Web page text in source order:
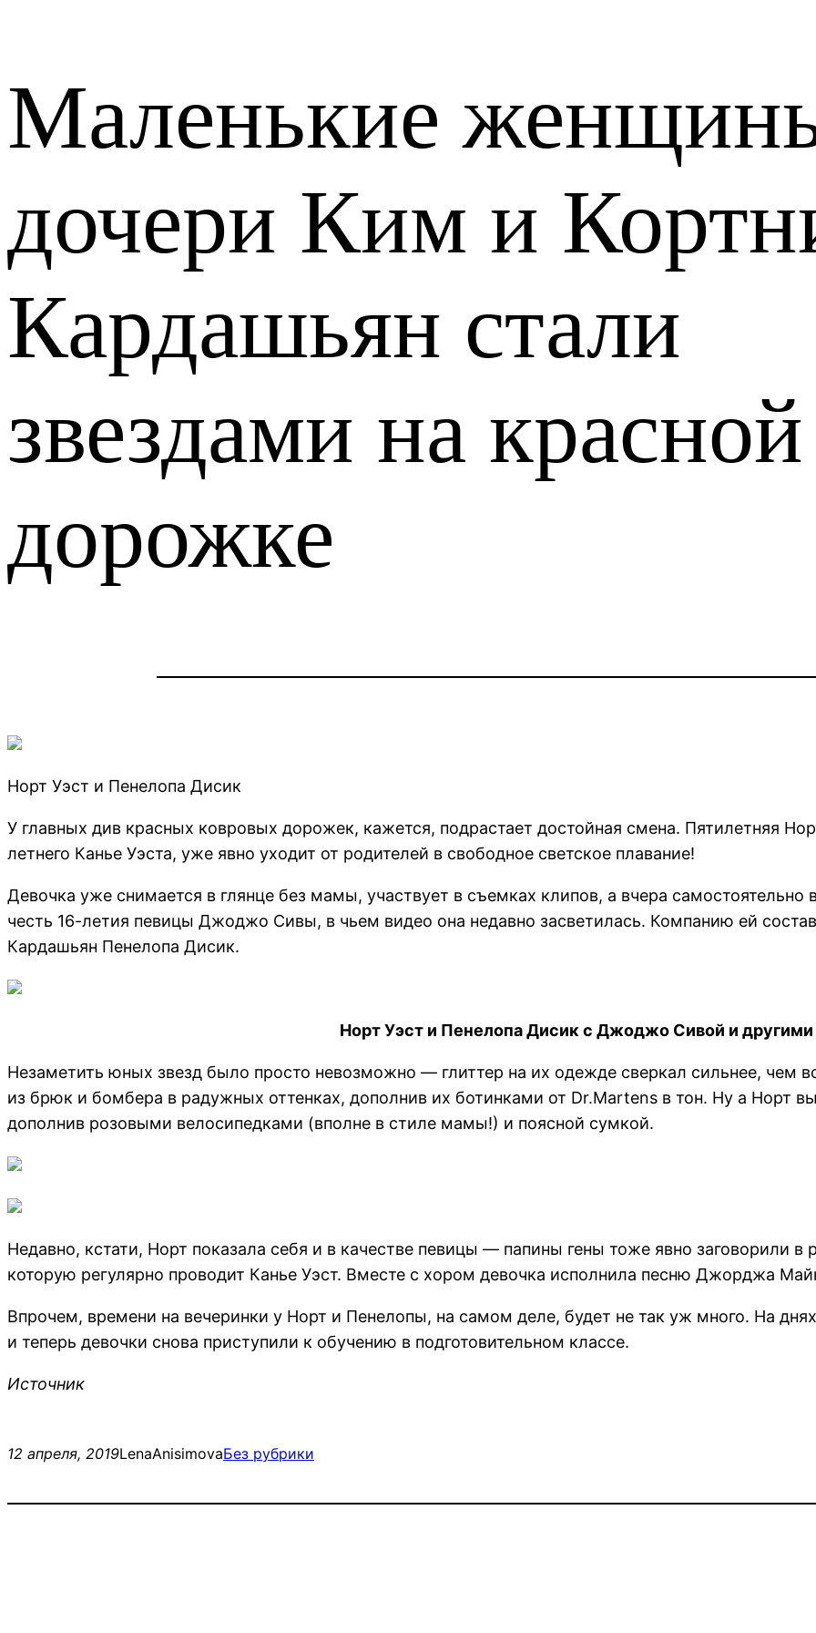
Маленькие
дочери Ким и
Кардашьян стали
звездами на красной
дорожке
Норт Уэст и Пенелопа Дисик
У главных див красных ковровых дорожек, кажется, подрастает достойная смена. Пятилетняя
летнего Канье Уэста, уже явно уходит от родителей в свободное светское плавание!
Девочка уже снимается в глянце без мамы, участвует в съемках клипов, а вчера самостоятельно
честь 16-летия певицы Джоджо Сивы, в чьем видео она недавно засветилась. Компанию ей
Кардашьян Пенелопа Дисик.
Норт Уэст и Пенелопа Дисик с Джоджо Сивой и другими
Незаметить юных звезд было просто невозможно — глиттер на их одежде сверкал сильнее,
из брюк и бомбера в радужных оттенках, дополнив их ботинками от Dr.Martens в тон. Ну а Норт
дополнив розовыми велосипедками (вполне в стиле мамы!) и поясной сумкой.
Недавно, кстати, Норт показала себя и в качестве певицы — папины гены тоже явно заговорили в
которую регулярно проводит Канье Уэст. Вместе с хором девочка исполнила песню Джорджа
Впрочем, времени на вечеринки у Норт и Пенелопы, на самом деле, будет не так уж много. На
и теперь девочки снова приступили к обучению в подготовительном классе.
Источник
12 апреля, 2019LenaAnisimovaБез рубрики